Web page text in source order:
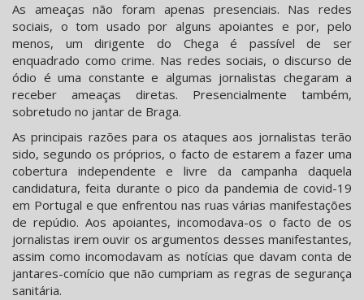
As ameaças não foram apenas presenciais. Nas redes
sociais, o tom usado por alguns apoiantes e por, pelo
menos, um dirigente do Chega é passível de ser
enquadrado como crime. Nas redes sociais, o discurso de
ódio é uma constante e algumas jornalistas chegaram a
receber ameaças diretas. Presencialmente também,
sobretudo no jantar de Braga.
As principais razões para os ataques aos jornalistas terão
sido, segundo os próprios, o facto de estarem a fazer uma
cobertura independente e livre da campanha daquela
candidatura, feita durante o pico da pandemia de covid-19
em Portugal e que enfrentou nas ruas várias manifestações
de repúdio. Aos apoiantes, incomodava-os o facto de os
jornalistas irem ouvir os argumentos desses manifestantes,
assim como incomodavam as notícias que davam conta de
jantares-comício que não cumpriam as regras de segurança
sanitária.